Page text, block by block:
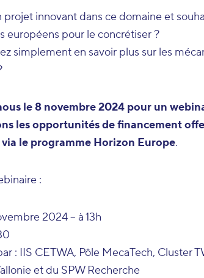
projet innovant dans ce domaine et
européens pour le concrétiser ?
simplement en savoir plus sur les
le 8 novembre 2024 pour un
les opportunités de financement
le programme Horizon Europe.
:
2024 – à 13h
: IIS CETWA, Pôle MecaTech, Cluster
et du SPW Recherche